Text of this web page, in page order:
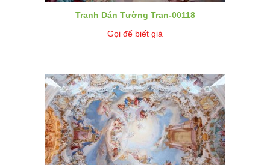
Tranh Dán Tường Tran-00118
Gọi để biết giá